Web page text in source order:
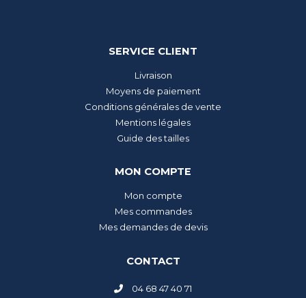
SERVICE CLIENT
Livraison
Moyens de paiement
Conditions générales de vente
Mentions légales
Guide des tailles
MON COMPTE
Mon compte
Mes commandes
Mes demandes de devis
CONTACT
04 68 47 40 71